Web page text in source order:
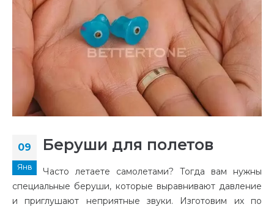
09
Янв
Беруши для полетов
Часто летаете самолетами? Тогда вам нужны
специальные беруши, которые выравнивают давление
и приглушают неприятные звуки. Изготовим их по